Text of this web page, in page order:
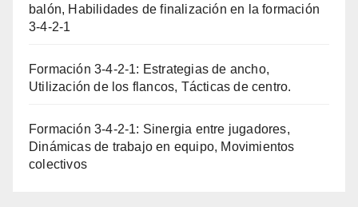
balón, Habilidades de finalización en la formación
3-4-2-1
Formación 3-4-2-1: Estrategias de ancho,
Utilización de los flancos, Tácticas de centro.
Formación 3-4-2-1: Sinergia entre jugadores,
Dinámicas de trabajo en equipo, Movimientos
colectivos